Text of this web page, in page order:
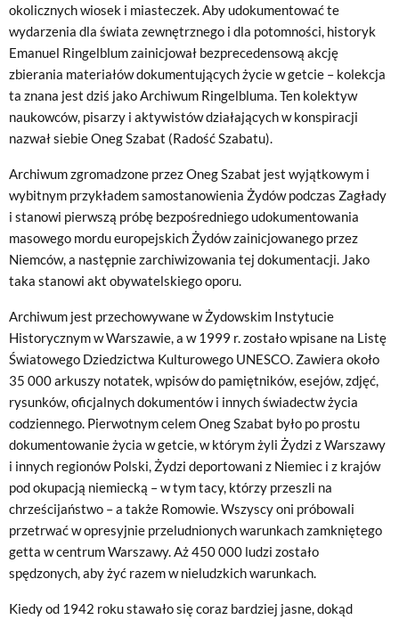
okolicznych wiosek i miasteczek. Aby udokumentować te
wydarzenia dla świata zewnętrznego i dla potomności, historyk
Emanuel Ringelblum zainicjował bezprecedensową akcję
zbierania materiałów dokumentujących życie w getcie – kolekcja
ta znana jest dziś jako Archiwum Ringelbluma. Ten kolektyw
naukowców, pisarzy i aktywistów działających w konspiracji
nazwał siebie Oneg Szabat (Radość Szabatu).
Archiwum zgromadzone przez Oneg Szabat jest wyjątkowym i
wybitnym przykładem samostanowienia Żydów podczas Zagłady
i stanowi pierwszą próbę bezpośredniego udokumentowania
masowego mordu europejskich Żydów zainicjowanego przez
Niemców, a następnie zarchiwizowania tej dokumentacji. Jako
taka stanowi akt obywatelskiego oporu.
Archiwum jest przechowywane w Żydowskim Instytucie
Historycznym w Warszawie, a w 1999 r. zostało wpisane na Listę
Światowego Dziedzictwa Kulturowego UNESCO. Zawiera około
35 000 arkuszy notatek, wpisów do pamiętników, esejów, zdjęć,
rysunków, oficjalnych dokumentów i innych świadectw życia
codziennego. Pierwotnym celem Oneg Szabat było po prostu
dokumentowanie życia w getcie, w którym żyli Żydzi z Warszawy
i innych regionów Polski, Żydzi deportowani z Niemiec i z krajów
pod okupacją niemiecką – w tym tacy, którzy przeszli na
chrześcijaństwo – a także Romowie. Wszyscy oni próbowali
przetrwać w opresyjnie przeludnionych warunkach zamkniętego
getta w centrum Warszawy. Aż 450 000 ludzi zostało
spędzonych, aby żyć razem w nieludzkich warunkach.
Kiedy od 1942 roku stawało się coraz bardziej jasne, dokąd